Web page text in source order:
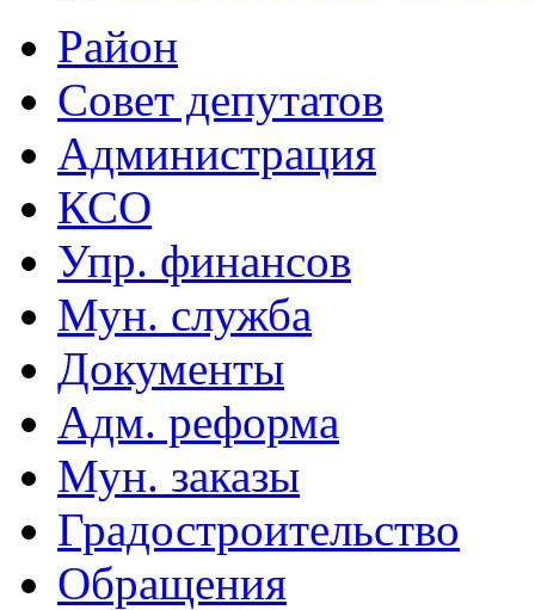
Район
Совет депутатов
Администрация
КСО
Упр. финансов
Мун. служба
Документы
Адм. реформа
Мун. заказы
Градостроительство
Обращения